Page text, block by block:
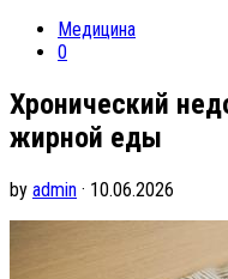
Медицина
0
Хронический
жирной еды
by admin · 10.06.2026